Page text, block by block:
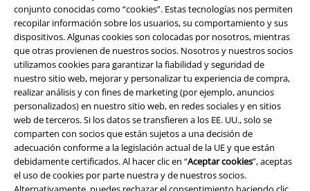
conjunto conocidas como “cookies”. Estas tecnologías nos permiten
recopilar información sobre los usuarios, su comportamiento y sus
dispositivos. Algunas cookies son colocadas por nosotros, mientras
que otras provienen de nuestros socios. Nosotros y nuestros socios
utilizamos cookies para garantizar la fiabilidad y seguridad de
nuestro sitio web, mejorar y personalizar tu experiencia de compra,
realizar análisis y con fines de marketing (por ejemplo, anuncios
personalizados) en nuestro sitio web, en redes sociales y en sitios
web de terceros. Si los datos se transfieren a los EE. UU., solo se
comparten con socios que están sujetos a una decisión de
adecuación conforme a la legislación actual de la UE y que están
debidamente certificados. Al hacer clic en “Aceptar cookies”, aceptas
el uso de cookies por parte nuestra y de nuestros socios.
Cheques Regalo
Descuento para estudiantes
EMP Backstage Club
Sobre EMP
EMP Eventos